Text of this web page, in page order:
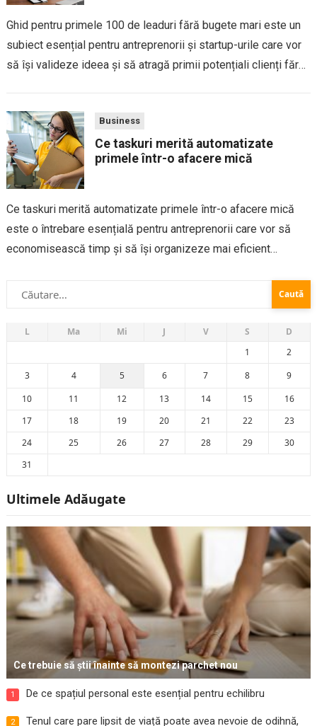
Ghid pentru primele 100 de leaduri fără bugete mari este un
subiect esențial pentru antreprenorii și startup-urile care vor
să își valideze ideea și să atragă primii potențiali clienți fără
Business
Ce taskuri merită automatizate
primele într-o afacere mică
Ce taskuri merită automatizate primele într-o afacere mică
este o întrebare esențială pentru antreprenorii care vor să
economisească timp și să își organizeze mai eficient
fondatorul sau echipa gestionează adesea multe
Caută
după:
L Ma Mi J V S
D
1
2
3
4 5 6 7 8
9
10
11 12 13 14 15
16
17
18 19 20 21 22
23
24
25 26 27 28 29
30
31
Ultimele Adăugate
Ce trebuie să știi înainte să montezi parchet nou
1 De ce spațiul personal este esențial pentru echilibru
2 Tenul care pare lipsit de viață poate avea nevoie de odihnă,